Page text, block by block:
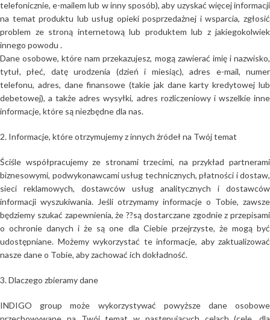
telefonicznie, e-mailem lub w inny sposób), aby uzyskać więcej informacji
na temat produktu lub usług opieki posprzedażnej i wsparcia, zgłosić
problem ze stroną internetową lub produktem lub z jakiegokolwiek
innego powodu .
Dane osobowe, które nam przekazujesz, mogą zawierać imię i nazwisko,
tytuł, płeć, datę urodzenia (dzień i miesiąc), adres e-mail, numer
telefonu, adres, dane finansowe (takie jak dane karty kredytowej lub
debetowej), a także adres wysyłki, adres rozliczeniowy i wszelkie inne
informacje, które są niezbędne dla nas.
2. Informacje, które otrzymujemy z innych źródeł na Twój temat
Ściśle współpracujemy ze stronami trzecimi, na przykład partnerami
biznesowymi, podwykonawcami usług technicznych, płatności i dostaw,
sieci reklamowych, dostawców usług analitycznych i dostawców
informacji wyszukiwania. Jeśli otrzymamy informacje o Tobie, zawsze
będziemy szukać zapewnienia, że ??są dostarczane zgodnie z przepisami
o ochronie danych i że są one dla Ciebie przejrzyste, że mogą być
udostępniane. Możemy wykorzystać te informacje, aby zaktualizować
nasze dane o Tobie, aby zachować ich dokładność.
3. Dlaczego zbieramy dane
INDIGO group może wykorzystywać powyższe dane osobowe